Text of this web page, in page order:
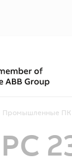
Промышленные ПК